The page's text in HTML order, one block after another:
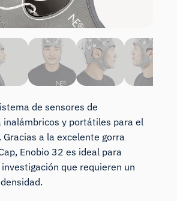
de sensores de
y portátiles para el
Gracias a la excelente gorra
Enobio 32 es ideal para
que requieren un